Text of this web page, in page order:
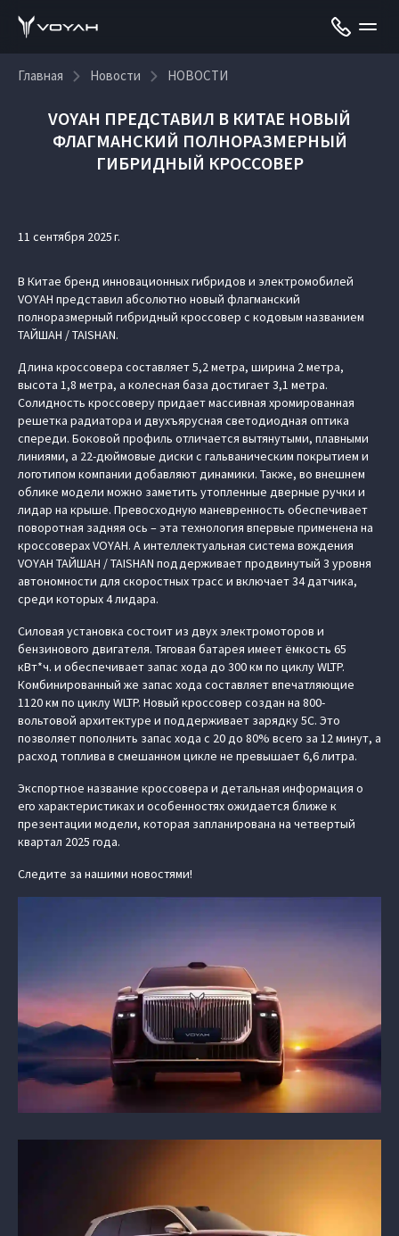
Главная Новости НОВОСТИ
VOYAH ПРЕДСТАВИЛ В КИТАЕ НОВЫЙ
ФЛАГМАНСКИЙ ПОЛНОРАЗМЕРНЫЙ
ГИБРИДНЫЙ КРОССОВЕР
11 сентября 2025 г.
В Китае бренд инновационных гибридов и электромобилей
VOYAH представил абсолютно новый флагманский
полноразмерный гибридный кроссовер с кодовым названием
ТАЙШАН / TAISHAN.
Длина кроссовера составляет 5,2 метра, ширина 2 метра,
высота 1,8 метра, а колесная база достигает 3,1 метра.
Солидность кроссоверу придает массивная хромированная
решетка радиатора и двухъярусная светодиодная оптика
спереди. Боковой профиль отличается вытянутыми, плавными
линиями, а 22-дюймовые диски с гальваническим покрытием и
логотипом компании добавляют динамики. Также, во внешнем
облике модели можно заметить утопленные дверные ручки и
лидар на крыше. Превосходную маневренность обеспечивает
поворотная задняя ось – эта технология впервые применена на
кроссоверах VOYAH. А интеллектуальная система вождения
VOYAH ТАЙШАН / TAISHAN поддерживает продвинутый 3 уровня
автономности для скоростных трасс и включает 34 датчика,
среди которых 4 лидара.
Силовая установка состоит из двух электромоторов и
бензинового двигателя. Тяговая батарея имеет ёмкость 65
кВт*ч. и обеспечивает запас хода до 300 км по циклу WLTP.
Комбинированный же запас хода составляет впечатляющие
1120 км по циклу WLTP. Новый кроссовер создан на 800-
вольтовой архитектуре и поддерживает зарядку 5С. Это
позволяет пополнить запас хода с 20 до 80% всего за 12 минут, а
расход топлива в смешанном цикле не превышает 6,6 литра.
Экспортное название кроссовера и детальная информация о
его характеристиках и особенностях ожидается ближе к
презентации модели, которая запланирована на четвертый
квартал 2025 года.
Следите за нашими новостями!